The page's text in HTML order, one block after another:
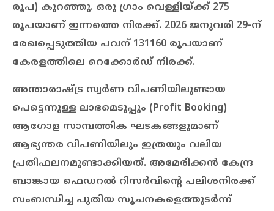
രൂപ) കുറഞ്ഞു. ഒരു ഗ്രാം വെള്ളിയ്ക്ക് 275
രൂപയാണ് ഇന്നത്തെ നിരക്ക്. 2026 ജനുവരി 29-ന്
രേഖപ്പെടുത്തിയ പവന് 131160 രൂപയാണ്
കേരളത്തിലെ റെക്കോർഡ് നിരക്ക്.
അന്താരാഷ്ട്ര സ്വർണ വിപണിയിലുണ്ടായ
പെട്ടെന്നുള്ള ലാഭമെടുപ്പും (Profit Booking)
ആഗോള സാമ്പത്തിക ഘടകങ്ങളുമാണ്
ആഭ്യന്തര വിപണിയിലും ഇത്രയും വലിയ
പ്രതിഫലനമുണ്ടാക്കിയത്. അമേരിക്കൻ കേന്ദ്ര
ബാങ്കായ ഫെഡറൽ റിസർവിന്റെ പലിശനിരക്ക്
സംബന്ധിച്ച പുതിയ സൂചനകളെത്തുടർന്ന്